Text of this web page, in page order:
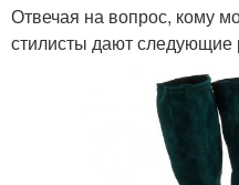
Отвечая на вопрос, кому
стилисты дают следующие